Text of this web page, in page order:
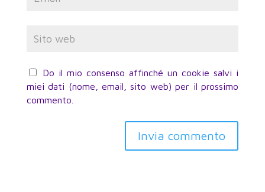
Do il mio consenso affinché un cookie salvi i
miei dati (nome, email, sito web) per il prossimo
commento.
Invia commento